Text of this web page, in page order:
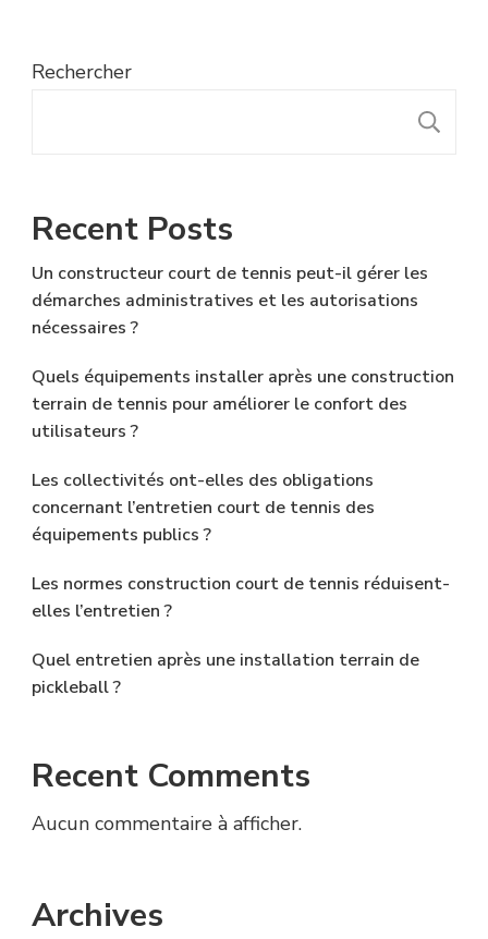
Rechercher
Recent Posts
Un constructeur court de tennis peut-il gérer les
démarches administratives et les autorisations
nécessaires ?
Quels équipements installer après une construction
terrain de tennis pour améliorer le confort des
utilisateurs ?
Les collectivités ont-elles des obligations
concernant l’entretien court de tennis des
équipements publics ?
Les normes construction court de tennis réduisent-
elles l’entretien ?
Quel entretien après une installation terrain de
pickleball ?
Recent Comments
Aucun commentaire à afficher.
Archives